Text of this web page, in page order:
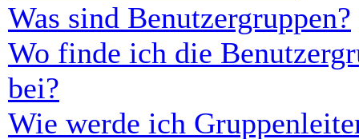
Was sind Benutzergruppen?
Wo finde ich die
bei?
Wie werde ich